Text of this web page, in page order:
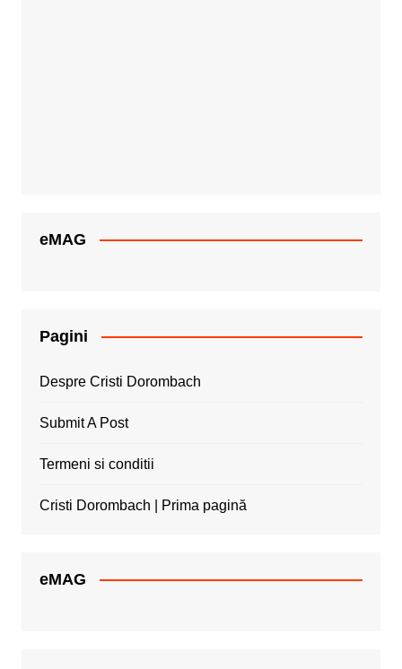
eMAG
Pagini
Despre Cristi Dorombach
Submit A Post
Termeni si conditii
Cristi Dorombach | Prima pagină
eMAG